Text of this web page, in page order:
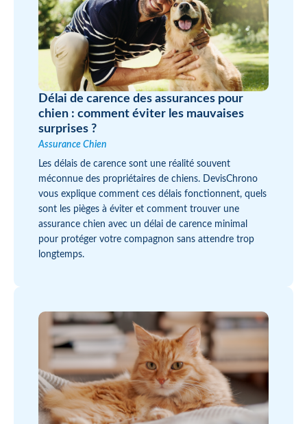
Délai de carence des assurances pour
chien : comment éviter les mauvaises
surprises ?
Assurance Chien
Les délais de carence sont une réalité souvent
méconnue des propriétaires de chiens. DevisChrono
vous explique comment ces délais fonctionnent, quels
sont les pièges à éviter et comment trouver une
assurance chien avec un délai de carence minimal
pour protéger votre compagnon sans attendre trop
longtemps.